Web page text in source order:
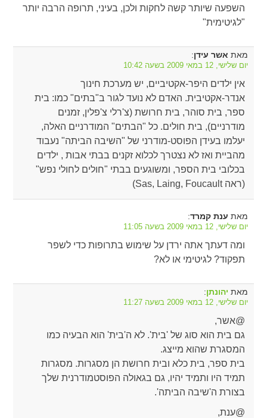
השפעה שיותר קשה לחקות ולכן, בעיני, תרופה הרבה יותר
"לגיטימית"
מאת אשר עידן:
יום שלישי, 12 במאי 2009 בשעה 10:42
אין ילדים היפר-אקטיביים, יש מערכת חינוך
אנדר-אקטיבית. האדם לא נועד לגור ב"בתים" כמו: בית
ספר, בית סוהר, בית חרושת (צ'רלי צ'פלין, זמנים
מודרניים), בית חולים. כל "הבתים" המודרניים האלה,
יעלמו בעידן הפוסט-מודרני של "השיבה הביתה" נעבוד
מהביית ואז לא נצטרך לכלוא זקנים בבתי אבות , ילדים
בכלובי בית הספר, ומשוגעים בבתי "חולים לחולי נפש"
(ראה Sas, Laing, Foucault)
מאת ענת קמרד:
יום שלישי, 12 במאי 2009 בשעה 11:05
ומה דעתך אתה ירדן על שימוש בתרופות כדי לשפר
תפקוד? לגיטימי או לא?
מאת יהונתן:
יום שלישי, 12 במאי 2009 בשעה 11:27
@אשר,
גם בית הוא סוג של 'בית'. לא ה'בית' הוא הבעיה כמו
המסגרת שהוא מייצג.
בית ספר, בית כלא ובית חרושת הן מסגרות. מסגרות
תמיד היו ותמיד יהיו, גם בגאולה הפוסטמודרנית שלך
בצורת ה'שיבה הביתה'.
@ענת,